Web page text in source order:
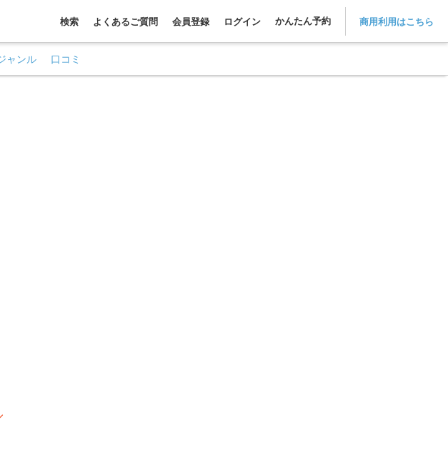
検索 よくあるご質問 会員登録 ログイン かんたん予約 商用利用はこちら
ャンル 口コミ